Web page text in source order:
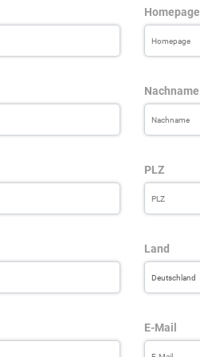
Homepage
Nachname
PLZ
Land
E-Mail